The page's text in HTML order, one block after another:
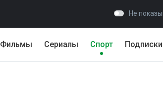
Не
Фильмы Сериалы Спорт Подписки